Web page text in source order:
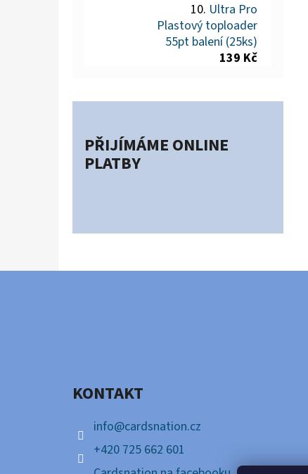
Ultra Pro
Plastový toploader
55pt balení (25ks)
139 Kč
PŘIJÍMÁME ONLINE
PLATBY
KONTAKT
info@cardsnation.cz
+420 725 662 601